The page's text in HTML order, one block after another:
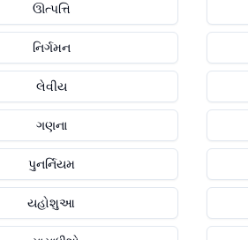
ઊત્પત્તિ
નિર્ગમન
લેવીય
ગણના
પુનર્નિયમ
યહોશુઆ